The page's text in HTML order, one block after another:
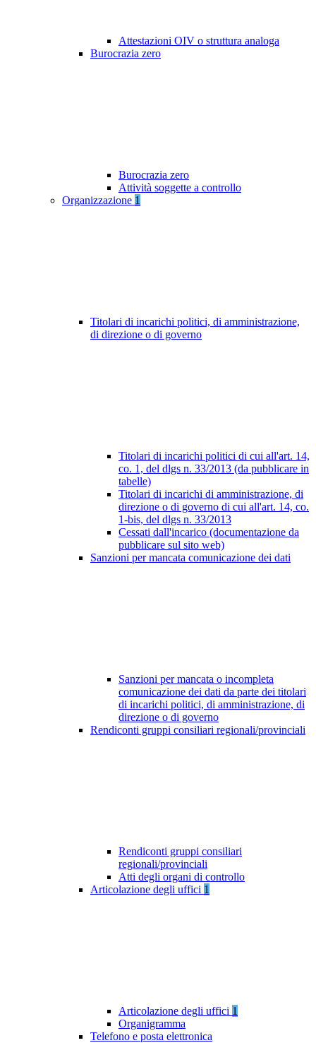
Attestazioni OIV o struttura analoga
Burocrazia zero
Burocrazia zero
Attività soggette a controllo
Organizzazione 1
Titolari di incarichi politici, di amministrazione,
di direzione o di governo
Titolari di incarichi politici di cui all'art. 14,
co. 1, del dlgs n. 33/2013 (da pubblicare in
tabelle)
Titolari di incarichi di amministrazione, di
direzione o di governo di cui all'art. 14, co.
1-bis, del dlgs n. 33/2013
Cessati dall'incarico (documentazione da
pubblicare sul sito web)
Sanzioni per mancata comunicazione dei dati
Sanzioni per mancata o incompleta
comunicazione dei dati da parte dei titolari
di incarichi politici, di amministrazione, di
direzione o di governo
Rendiconti gruppi consiliari regionali/provinciali
Rendiconti gruppi consiliari
regionali/provinciali
Atti degli organi di controllo
Articolazione degli uffici 1
Articolazione degli uffici 1
Organigramma
Telefono e posta elettronica